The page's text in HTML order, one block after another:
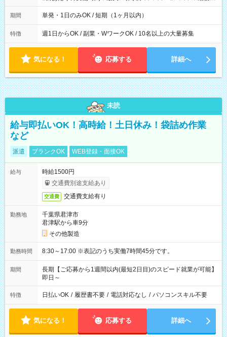
間は 試験により異なります。
期間 単発・1日のみOK / 短期（1ヶ月以内）
特徴 週1日からOK / 副業・WワークOK / 10名以上の大量募集
気になる！ 応募する 詳細へ
未読
給与即払いOK！高時給！土日休み！袋詰め作業
など
派遣 ブランクOK WEB登録・面接OK
給与
時給1500円
交通費別途支給あり
交通費 交通費支給有り
勤務地
千葉県君津市
君津駅から車9分
その他製造
勤務時間 8:30～17:00 ※表記のうち実働7時間45分です。
期間
長期【ご応募から1週間以内(最短2日目)のスピード就業が可能】
即日～
特徴 日払いOK / 履歴書不要 / 電話対応なし / パソコンスキル不要
気になる！ 応募する 詳細へ